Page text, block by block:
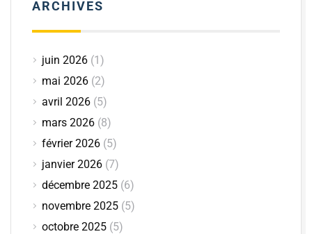
ARCHIVES
juin 2026 (1)
mai 2026 (2)
avril 2026 (5)
mars 2026 (8)
février 2026 (5)
janvier 2026 (7)
décembre 2025 (6)
novembre 2025 (5)
octobre 2025 (5)